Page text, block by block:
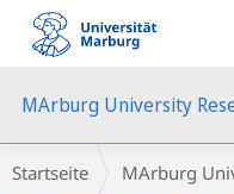
Mobile-
Navigation
MArburg University
Hauptinhalt
Breadcrumb-
Navigation
Startseite MArburg